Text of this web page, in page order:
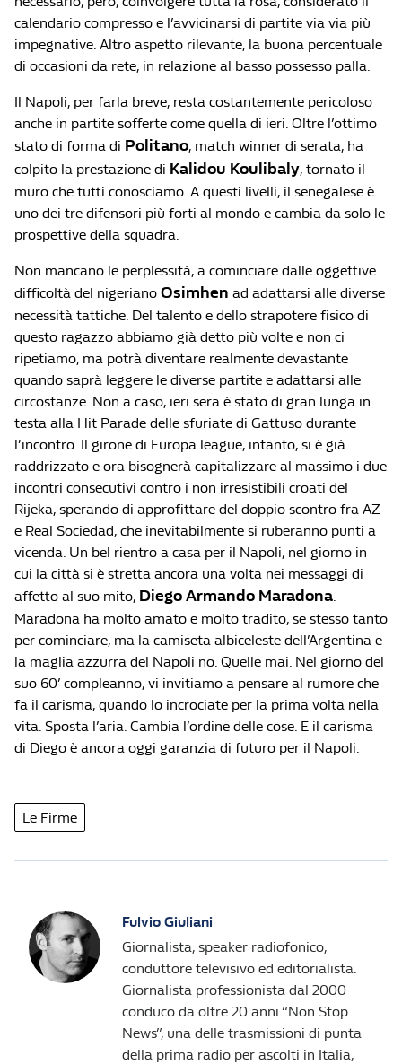
calendario compresso e l’avvicinarsi di partite via via più
impegnative. Altro aspetto rilevante, la buona percentuale
di occasioni da rete, in relazione al basso possesso palla.
Il Napoli, per farla breve, resta costantemente pericoloso
anche in partite sofferte come quella di ieri. Oltre l’ottimo
stato di forma di Politano, match winner di serata, ha
colpito la prestazione di Kalidou Koulibaly, tornato il
muro che tutti conosciamo. A questi livelli, il senegalese è
uno dei tre difensori più forti al mondo e cambia da solo le
prospettive della squadra.
Non mancano le perplessità, a cominciare dalle oggettive
difficoltà del nigeriano Osimhen ad adattarsi alle diverse
necessità tattiche. Del talento e dello strapotere fisico di
questo ragazzo abbiamo già detto più volte e non ci
ripetiamo, ma potrà diventare realmente devastante
quando saprà leggere le diverse partite e adattarsi alle
circostanze. Non a caso, ieri sera è stato di gran lunga in
testa alla Hit Parade delle sfuriate di Gattuso durante
l’incontro. Il girone di Europa league, intanto, si è già
raddrizzato e ora bisognerà capitalizzare al massimo i due
incontri consecutivi contro i non irresistibili croati del
Rijeka, sperando di approfittare del doppio scontro fra AZ
e Real Sociedad, che inevitabilmente si ruberanno punti a
vicenda. Un bel rientro a casa per il Napoli, nel giorno in
cui la città si è stretta ancora una volta nei messaggi di
affetto al suo mito, Diego Armando Maradona.
Maradona ha molto amato e molto tradito, se stesso tanto
per cominciare, ma la camiseta albiceleste dell’Argentina e
la maglia azzurra del Napoli no. Quelle mai. Nel giorno del
suo 60’ compleanno, vi invitiamo a pensare al rumore che
fa il carisma, quando lo incrociate per la prima volta nella
vita. Sposta l’aria. Cambia l’ordine delle cose. E il carisma
di Diego è ancora oggi garanzia di futuro per il Napoli.
Le Firme
Fulvio Giuliani
Giornalista, speaker radiofonico,
conduttore televisivo ed editorialista.
Giornalista professionista dal 2000
conduco da oltre 20 anni “Non Stop
News”, una delle trasmissioni di punta
della prima radio per ascolti in Italia,